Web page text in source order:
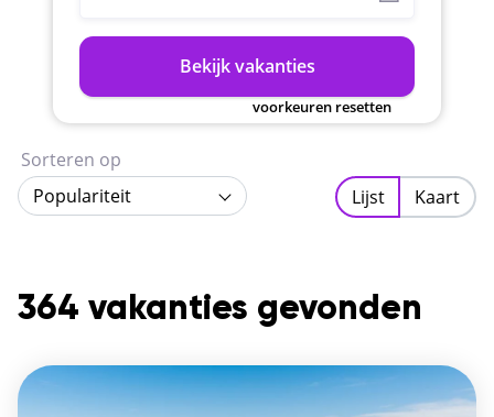
Bekijk vakanties
voorkeuren resetten
364 vakanties gevonden
Sorteren op
Populariteit
Lijst Kaart